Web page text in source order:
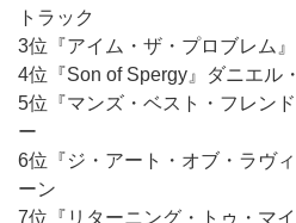
トラック
3位『アイム・ザ・プロブレム
4位『Son of Spergy』ダニエル
5位『マンズ・ベスト・フレン
ー
6位『ジ・アート・オブ・ラヴ
ーン
7位『リターニング・トゥ・マ